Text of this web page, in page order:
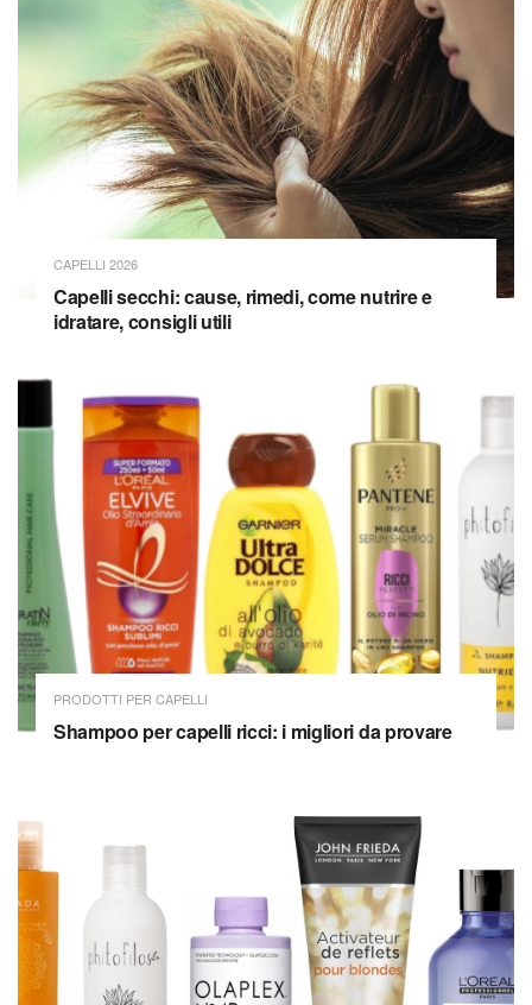
CAPELLI 2026
Capelli secchi: cause, rimedi, come nutrire e
idratare, consigli utili
PRODOTTI PER CAPELLI
Shampoo per capelli ricci: i migliori da provare